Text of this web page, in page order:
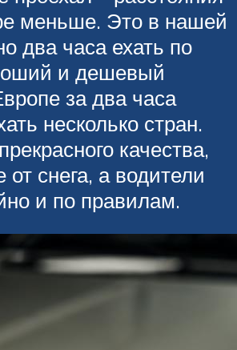
меньше. Это в нашей
два часа ехать по
и дешевый
за два часа
несколько стран.
качества,
снега, а водители
и по правилам.